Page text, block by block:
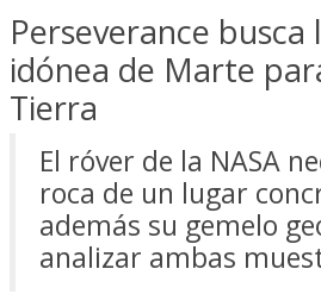
Perseverance
idónea de Marte
Tierra
El róver de la NASA
roca de un lugar
además su gemelo
analizar ambas